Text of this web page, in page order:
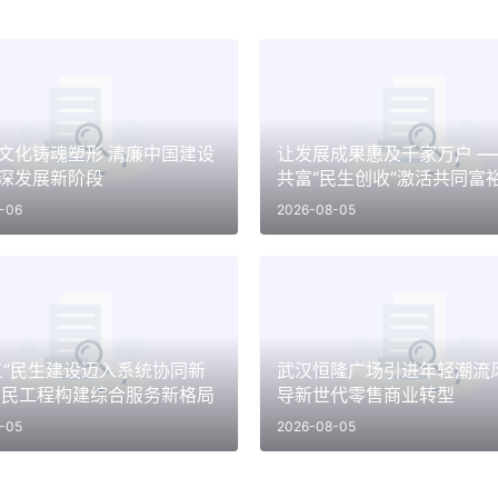
化铸魂塑形 清廉中国建设
发展新阶段
06
让发展成果惠及千家万户
共富“民生创收”激活共同富
能
2026-08-05
民生建设迈入系统协同新
工程构建综合服务新格局
05
武汉恒隆广场引进年轻潮流
导新世代零售商业转型
2026-08-05